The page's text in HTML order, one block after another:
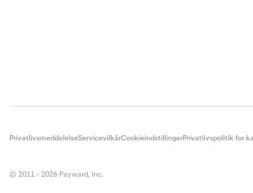
PrivatlivsmeddelelseServicevilkårCookieindstillingerPrivatlivspolitik for
© 2011 - 2026 Payward, Inc.